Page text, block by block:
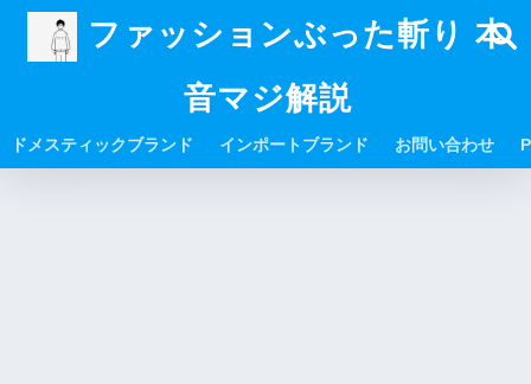
ファッションぶった斬り 本
音マジ解説
ドメスティックブランド インポートブランド お問い合わせ